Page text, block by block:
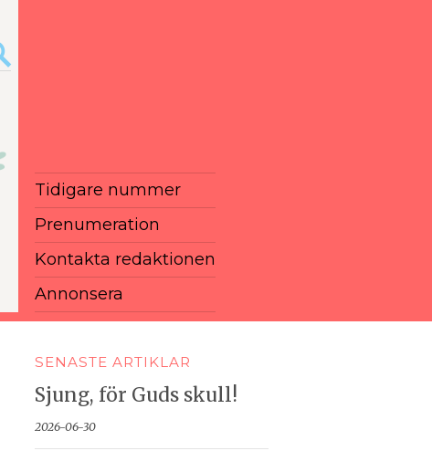
Tidigare nummer
Prenumeration
Kontakta redaktionen
Annonsera
SENASTE ARTIKLAR
Sjung, för Guds skull!
2026-06-30